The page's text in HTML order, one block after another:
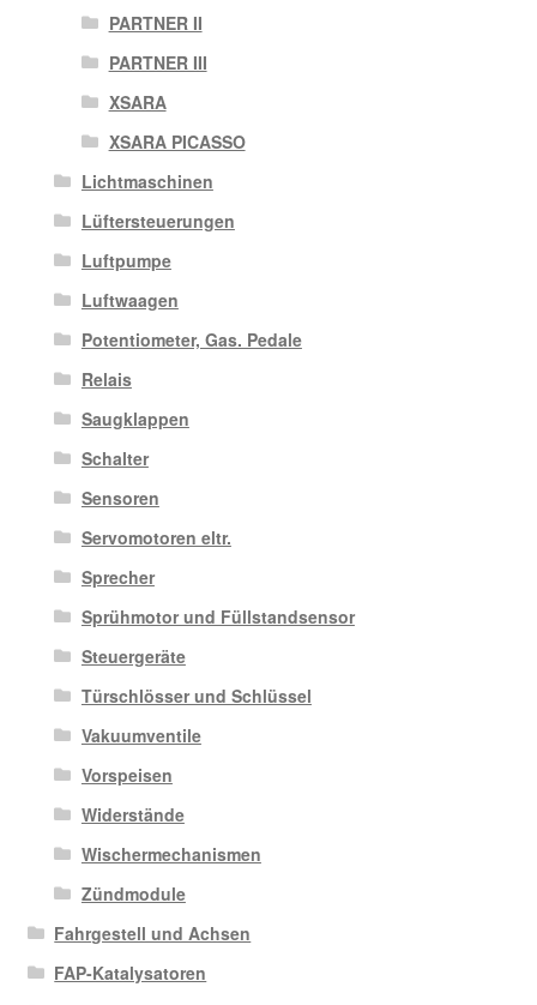
PARTNER II
PARTNER III
XSARA
XSARA PICASSO
Lichtmaschinen
Lüftersteuerungen
Luftpumpe
Luftwaagen
Potentiometer, Gas. Pedale
Relais
Saugklappen
Schalter
Sensoren
Servomotoren eltr.
Sprecher
Sprühmotor und Füllstandsensor
Steuergeräte
Türschlösser und Schlüssel
Vakuumventile
Vorspeisen
Widerstände
Wischermechanismen
Zündmodule
Fahrgestell und Achsen
FAP-Katalysatoren